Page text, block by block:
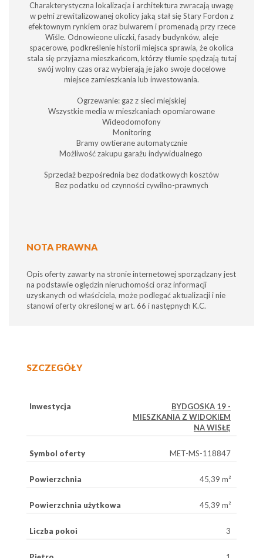
Charakterystyczna lokalizacja i architektura zwracają uwagę
w pełni zrewitalizowanej okolicy jaką stał się Stary Fordon z
efektownym rynkiem oraz bulwarem i promenadą przy rzece
Wiśle. Odnowieone uliczki, fasady budynków, aleje
spacerowe, podkreślenie historii miejsca sprawia, że okolica
stala się przyjazna mieszkańcom, którzy tłumie spędzają tutaj
swój wolny czas oraz wybierają je jako swoje docelowe
miejsce zamieszkania lub inwestowania.
Ogrzewanie: gaz z sieci miejskiej
Wszystkie media w mieszkaniach opomiarowane
Wideodomofony
Monitoring
Bramy owtierane automatycznie
Możliwość zakupu garażu indywidualnego
Sprzedaż bezpośrednia bez dodatkowych kosztów
Bez podatku od czynności cywilno-prawnych
NOTA PRAWNA
Opis oferty zawarty na stronie internetowej sporządzany jest
na podstawie oględzin nieruchomości oraz informacji
uzyskanych od właściciela, może podlegać aktualizacji i nie
stanowi oferty określonej w art. 66 i następnych K.C.
SZCZEGÓŁY
Inwestycja
BYDGOSKA 19 -
MIESZKANIA Z WIDOKIEM
NA WISŁĘ
Symbol oferty MET-MS-118847
Powierzchnia 45,39 m²
Powierzchnia użytkowa 45,39 m²
Liczba pokoi 3